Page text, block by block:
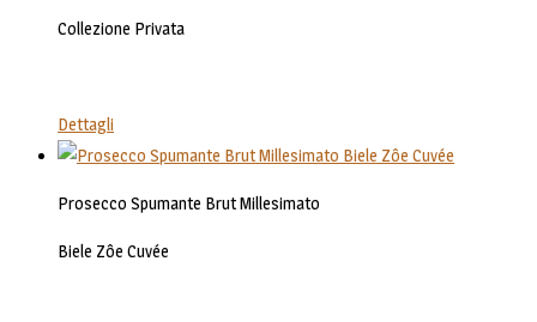
Collezione Privata
Dettagli
Prosecco Spumante Brut Millesimato
Biele Zôe Cuvée